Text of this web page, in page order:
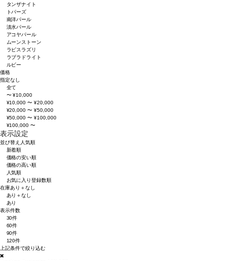
タンザナイト
トパーズ
南洋パール
淡水パール
アコヤパール
ムーンストーン
ラピスラズリ
ラブラドライト
ルビー
価格
指定なし
全て
〜 ¥10,000
¥10,000 〜 ¥20,000
¥20,000 〜 ¥50,000
¥50,000 〜 ¥100,000
¥100,000 〜
表示設定
並び替え 人気順
新着順
価格の安い順
価格の高い順
人気順
お気に入り登録数順
在庫あり＋なし
あり＋なし
あり
表示件数
30件
60件
90件
120件
上記条件で絞り込む